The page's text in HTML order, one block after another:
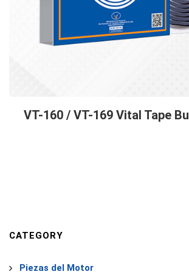
VT-160 / VT-169 Vital Tape
CATEGORY
Piezas del Motor